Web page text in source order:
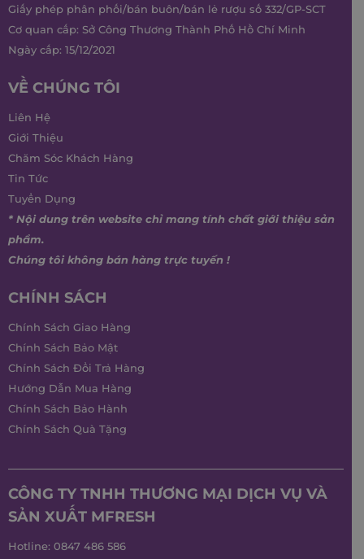
Giấy phép phân phối/bán buôn/bán lẻ rượu số 332/GP-SCT
Cơ quan cấp: Sở Công Thương Thành Phố Hồ Chí Minh
Ngày cấp: 15/12/2021
VỀ CHÚNG TÔI
Liên Hệ
Giới Thiệu
Chăm Sóc Khách Hàng
Tin Tức
Tuyển Dụng
* Nội dung trên website chỉ mang tính chất giới thiệu sản
phẩm.
Chúng tôi không bán hàng trực tuyến !
CHÍNH SÁCH
Chính Sách Giao Hàng
Chính Sách Bảo Mật
Chính Sách Đổi Trả Hàng
Hướng Dẫn Mua Hàng
Chính Sách Bảo Hành
Chính Sách Quà Tặng
CÔNG TY TNHH THƯƠNG MẠI DỊCH VỤ VÀ
SẢN XUẤT MFRESH
Hotline: 0847 486 586